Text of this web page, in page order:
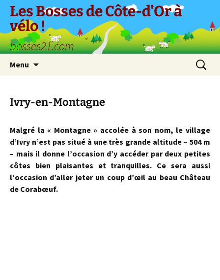
Aller
contenu
Les Bosses de Côte-d'Or à
vélo !
bosses21.com
Menu
Ivry-en-Montagne
Malgré la « Montagne » accolée à son nom, le village
d’Ivry n’est pas situé à une très grande altitude – 504 m
– mais il donne l’occasion d’y accéder par deux petites
côtes bien plaisantes et tranquilles. Ce sera aussi
l’occasion d’aller jeter un coup d’œil au beau Château
de Corabœuf.